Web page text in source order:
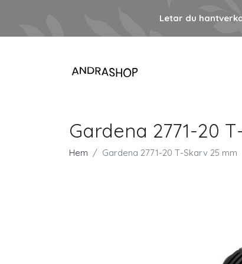
Letar du
Gardena 2771-20
Hem Gardena 2771-20 T-Skarv 25 mm